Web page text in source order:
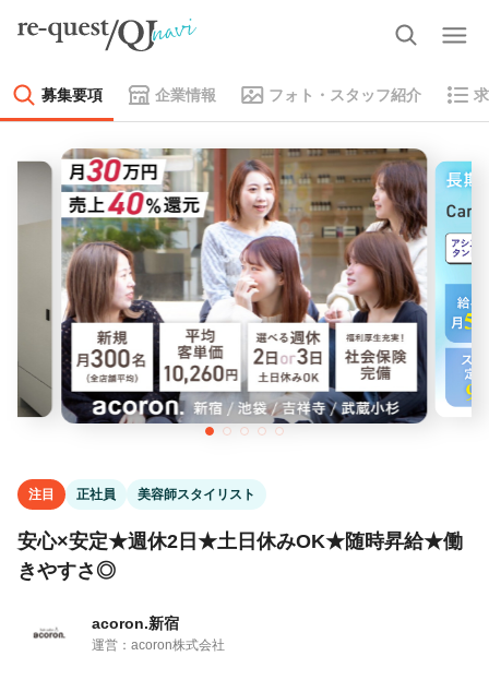
募集要項 企業情報 フォト・スタッフ紹介
注目 正社員 美容師スタイリスト
安心×安定★週休2日★土日休みOK★随時昇給★働
きやすさ◎
acoron.新宿
運営：acoron株式会社